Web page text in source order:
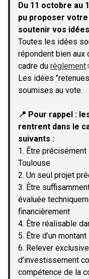
−
Du 11 octobre au
pu proposer
soutenir vos
Toutes les idées
répondent bien
cadre du règlement
Les idées
soumises au vote.
📍 Pour rappel :
rentrent dans le
suivants :
1. Être
Toulouse
2. Un seul projet
3. Être
évaluée
financièrement
4. Être réalisable
5. Être d’un
6. Relever
d’investissement
compétence de la